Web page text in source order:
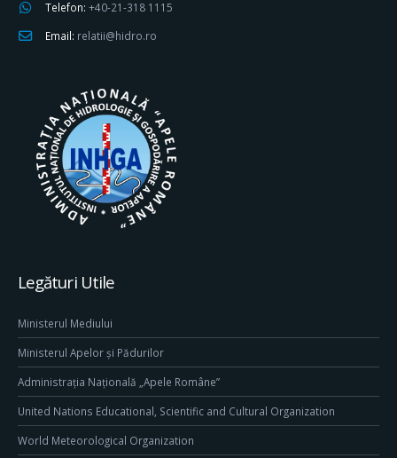
Telefon: +40-21-318 1115
Email: relatii@hidro.ro
Legături Utile
Ministerul Mediului
Ministerul Apelor și Pădurilor
Administrația Națională „Apele Române”
United Nations Educational, Scientific and Cultural Organization
World Meteorological Organization